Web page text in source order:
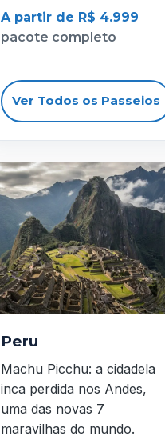
A partir de R$ 4.999
pacote completo
Ver Todos os Passeios
Peru
Machu Picchu: a cidadela
inca perdida nos Andes,
uma das novas 7
maravilhas do mundo.